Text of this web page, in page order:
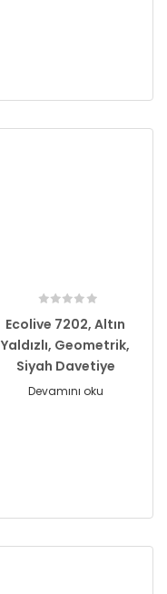
Ecolive 7202, Altın
Yaldızlı, Geometrik,
Siyah Davetiye
Devamını oku